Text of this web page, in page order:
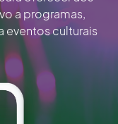
a programas,
eventos culturais